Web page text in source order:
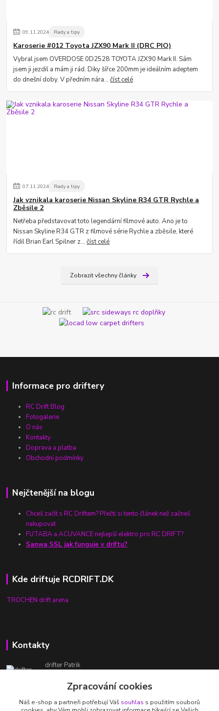
09.11.2024 Rady a tipy
Karoserie #012 Toyota JZX90 Mark II (DRC PIO)
Vybral jsem OVERDOSE 0D2528 TOYOTA JZX90 Mark II. Sám
jsem ji jezdil a mám ji rád. Diky šířce 200mm je ideálním adeptem
do dnešní doby. V předním nára...číst celé
07.11.2024 Rady a tipy
Jak vznikala karoserie Nissan Skyline R34 GTR Rychle a
Zběsile 2
Netřeba představovat toto legendární filmové auto. Ano je to
Nissan Skyline R34 GTR z filmové série Rychle a zběsile, které
řídil Brian Earl Spilner z...číst celé
Zobrazit všechny články
Informace pro driftery
RC Drift Blog
Fotogalerie
O nás
Kontakty
Doprava a platba
Obchodní podmínky
Nejčtenější na blogu
Chceš začít s RC Driftem? Přečti si tento článek než začneš
nakupovat.
FUTABA a ACUVANCE nejlepší elektro pro RC DRIFT?
Sanwa SSL jak funguje v driftu?
Kde driftuje RCDRIFT.DK
TROCHEN drift arena
Kontakty
drifter Patrik
(Po-Pá, 8-20 hod.)
patrik@rcdrift.dk
Zpracování cookies
Náš e-shop a partneři potřebují Váš souhlas s použitím souborů